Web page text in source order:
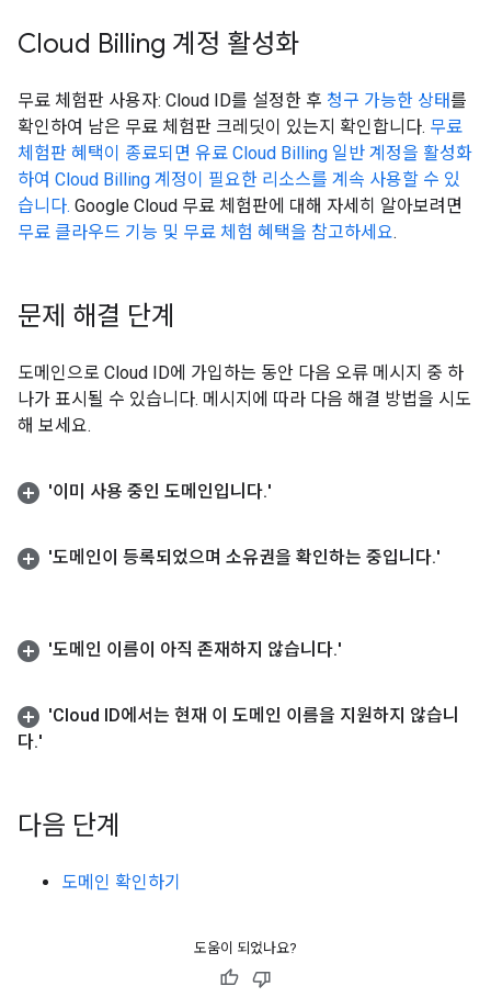
Cloud Billing 계정 활성화
무료 체험판 사용자: Cloud ID를 설정한 후 청구 가능한 상태를
확인하여 남은 무료 체험판 크레딧이 있는지 확인합니다. 무료
체험판 혜택이 종료되면 유료 Cloud Billing 일반 계정을 활성화
하여 Cloud Billing 계정이 필요한 리소스를 계속 사용할 수 있
습니다. Google Cloud 무료 체험판에 대해 자세히 알아보려면
무료 클라우드 기능 및 무료 체험 혜택을 참고하세요.
문제 해결 단계
도메인으로 Cloud ID에 가입하는 동안 다음 오류 메시지 중 하
나가 표시될 수 있습니다. 메시지에 따라 다음 해결 방법을 시도
해 보세요.
'이미 사용 중인 도메인입니다.'
'도메인이 등록되었으며 소유권을 확인하는 중입니다.'
'도메인 이름이 아직 존재하지 않습니다.'
'Cloud ID에서는 현재 이 도메인 이름을 지원하지 않습니
다.'
다음 단계
도메인 확인하기
도움이 되었나요?